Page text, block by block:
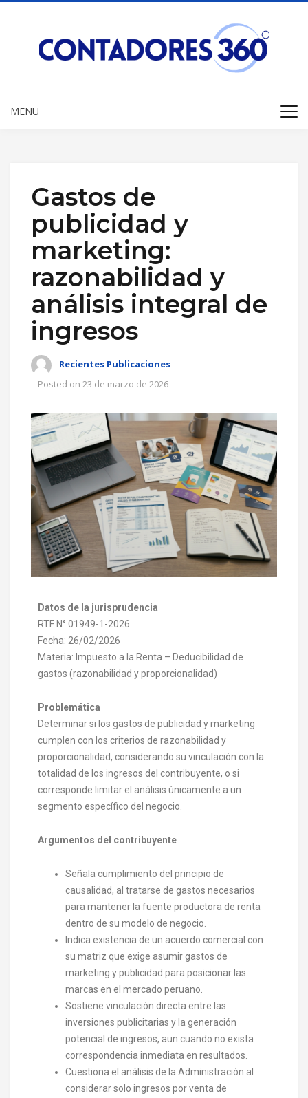
MENU
Gastos de
publicidad y
marketing:
razonabilidad y
análisis integral de
ingresos
Recientes Publicaciones
Posted on 23 de marzo de 2026
Datos de la jurisprudencia
RTF N° 01949-1-2026
Fecha: 26/02/2026
Materia: Impuesto a la Renta – Deducibilidad de
gastos (razonabilidad y proporcionalidad)
Problemática
Determinar si los gastos de publicidad y marketing
cumplen con los criterios de razonabilidad y
proporcionalidad, considerando su vinculación con la
totalidad de los ingresos del contribuyente, o si
corresponde limitar el análisis únicamente a un
segmento específico del negocio.
Argumentos del contribuyente
Señala cumplimiento del principio de
causalidad, al tratarse de gastos necesarios
para mantener la fuente productora de renta
dentro de su modelo de negocio.
Indica existencia de un acuerdo comercial con
su matriz que exige asumir gastos de
marketing y publicidad para posicionar las
marcas en el mercado peruano.
Sostiene vinculación directa entre las
inversiones publicitarias y la generación
potencial de ingresos, aun cuando no exista
correspondencia inmediata en resultados.
Cuestiona el análisis de la Administración al
considerar solo ingresos por venta de